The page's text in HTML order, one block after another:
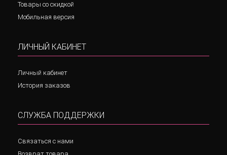
Товары со скидкой
Мобильная версия
ЛИЧНЫЙ КАБИНЕТ
Личный кабинет
История заказов
СЛУЖБА ПОДДЕРЖКИ
Связаться с нами